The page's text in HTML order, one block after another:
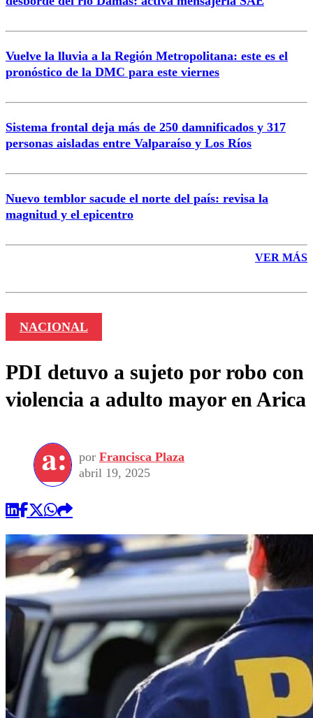
Enviar comentario
Vuelve la lluvia a la Región Metropolitana: este es el
pronóstico de la DMC para este viernes
Sistema frontal deja más de 250 damnificados y 317
personas aisladas entre Valparaíso y Los Ríos
Nuevo temblor sacude el norte del país: revisa la
magnitud y el epicentro
VER MÁS
NACIONAL
PDI detuvo a sujeto por robo con
violencia a adulto mayor en Arica
por Francisca Plaza
abril 19, 2025